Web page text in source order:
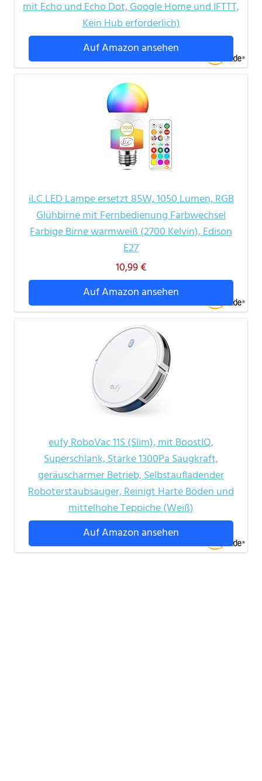
mit Echo und Echo Dot, Google Home und IFTTT,
Kein Hub erforderlich)
Auf Amazon ansehen
iLC LED Lampe ersetzt 85W, 1050 Lumen, RGB
Glühbirne mit Fernbedienung Farbwechsel
Farbige Birne warmweiß (2700 Kelvin), Edison
E27
10,99 €
Auf Amazon ansehen
eufy RoboVac 11S (Slim), mit BoostIQ,
Superschlank, Starke 1300Pa Saugkraft,
geräuscharmer Betrieb, Selbstaufladender
Roboterstaubsauger, Reinigt Harte Böden und
mittelhohe Teppiche (Weiß)
Auf Amazon ansehen